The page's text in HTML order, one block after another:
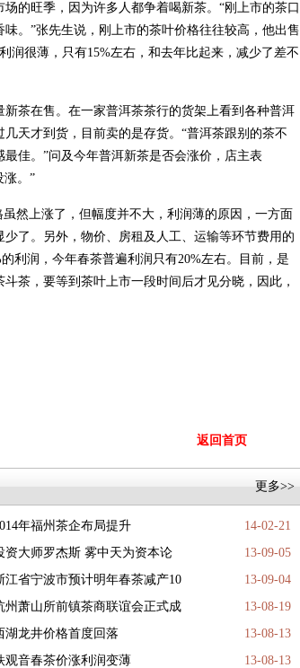
的旺季，因为许多人都争着喝新茶。“刚上市的茶口
。”张先生说，刚上市的茶叶价格往往较高，他出售
润很薄，只有15%左右，和去年比起来，减少了差不
茶在售。在一家普洱茶茶行的货架上看到各种普洱
天才到货，目前卖的是存货。“普洱茶跟别的茶不
佳。”问及今年普洱新茶是否会涨价，店主表
涨。”
然上涨了，但幅度并不大，利润薄的原因，一方面
了。另外，物价、房租及人工、运输等环节费用的
利润，今年春茶普遍利润只有20%左右。目前，是
茶，要等到茶叶上市一段时间后才见分晓，因此，
返回首页
更多>>
14-02-21
年福州茶企布局提升
13-09-05
资大师罗杰斯 雾中天为资本论
13-09-04
江省宁波市预计明年春茶减产10
13-08-19
州萧山所前镇茶商联谊会正式成
13-08-13
湖龙井价格首度回落
13-08-13
观音春茶价涨利润变薄